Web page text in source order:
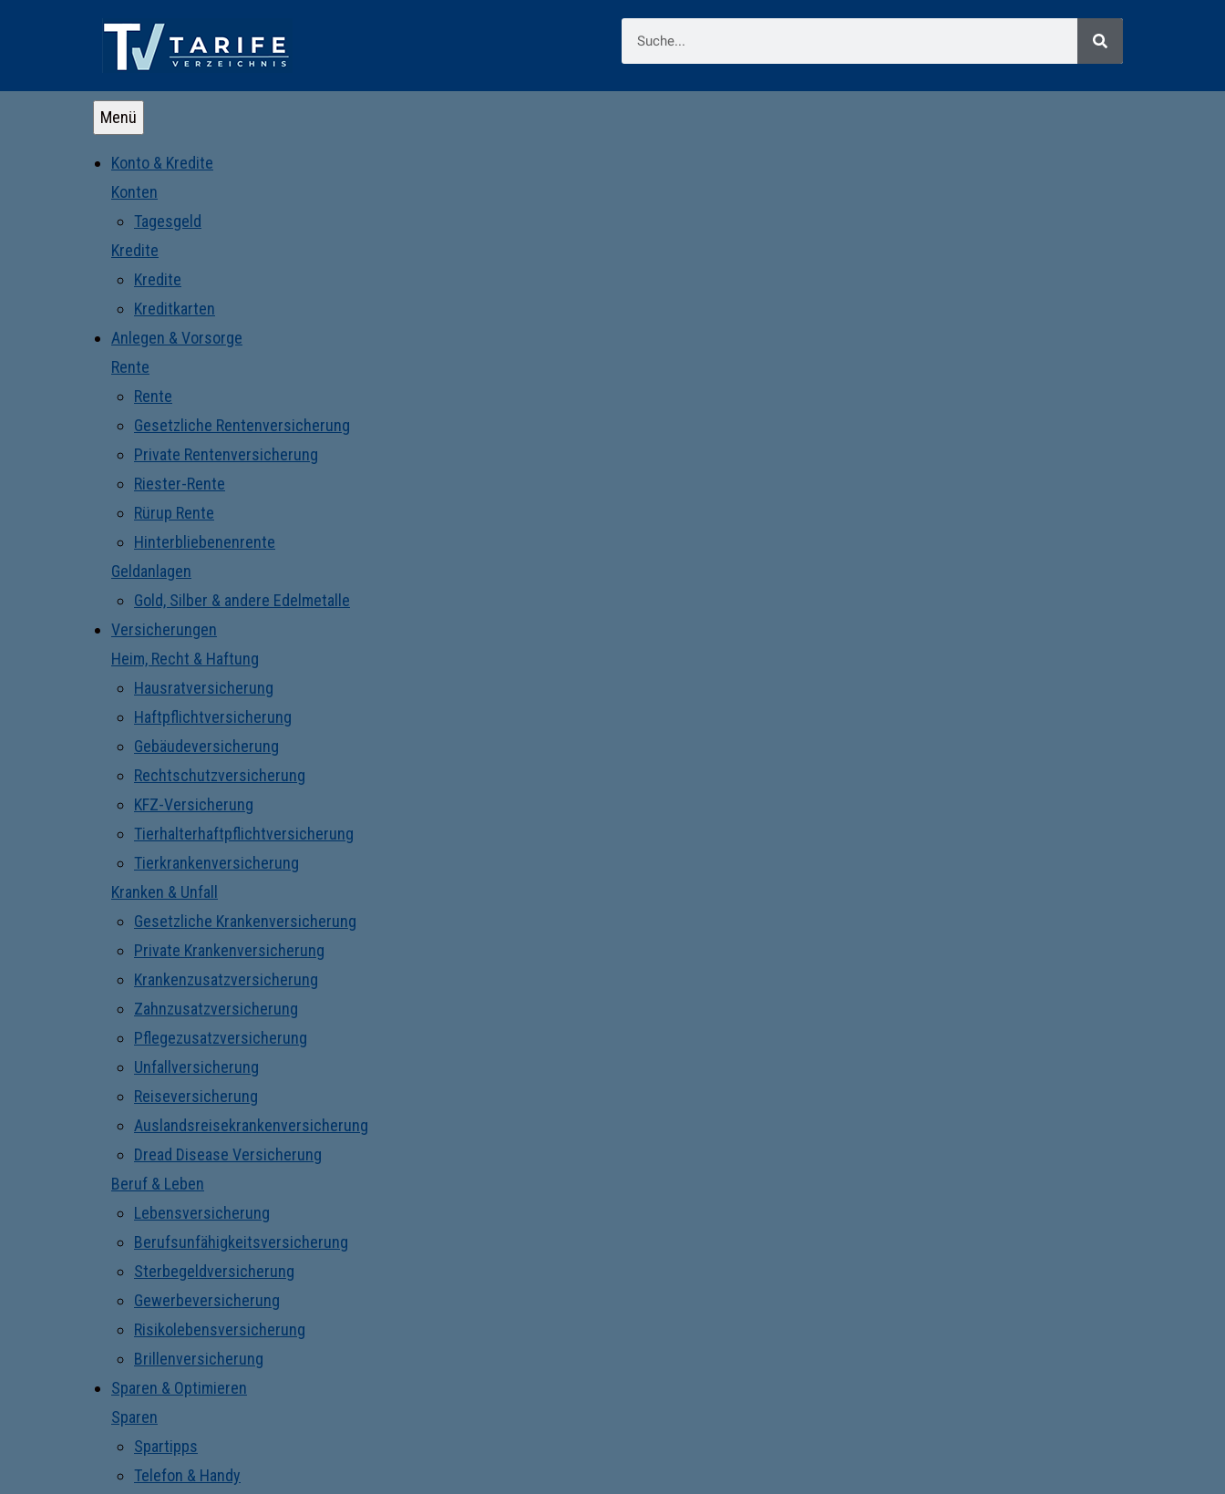
Menü
Konto & Kredite
Konten
Tagesgeld
Kredite
Kredite
Kreditkarten
Anlegen & Vorsorge
Rente
Rente
Gesetzliche Rentenversicherung
Private Rentenversicherung
Riester-Rente
Rürup Rente
Hinterbliebenenrente
Geldanlagen
Gold, Silber & andere Edelmetalle
Versicherungen
Heim, Recht & Haftung
Hausratversicherung
Haftpflichtversicherung
Gebäudeversicherung
Rechtschutzversicherung
KFZ-Versicherung
Tierhalterhaftpflichtversicherung
Tierkrankenversicherung
Kranken & Unfall
Gesetzliche Krankenversicherung
Private Krankenversicherung
Krankenzusatzversicherung
Zahnzusatzversicherung
Pflegezusatzversicherung
Unfallversicherung
Reiseversicherung
Auslandsreisekrankenversicherung
Dread Disease Versicherung
Beruf & Leben
Lebensversicherung
Berufsunfähigkeitsversicherung
Sterbegeldversicherung
Gewerbeversicherung
Risikolebensversicherung
Brillenversicherung
Sparen & Optimieren
Sparen
Spartipps
Telefon & Handy